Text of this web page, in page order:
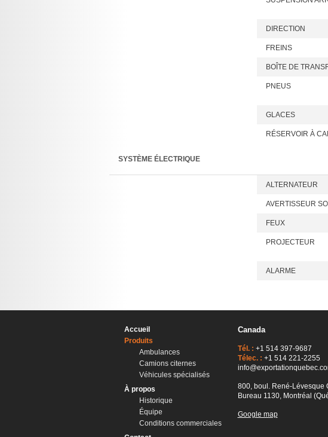
DIRECTION
FREINS
BOÎTE DE
PNEUS
GLACES
RÉSERVOIR À
SYSTÈME ÉLECTRIQUE
ALTERNATEUR
AVERTISSEUR
FEUX
PROJECTEUR
ALARME
Accueil
Produits
Ambulances
Camions citernes
Véhicules spécialisés
À propos
Historique
Équipe
Conditions commerciales
Canada
Tél. : +1 514 397-9687
Télec. : +1 514 221-2255
800, boul. René-Lévesque
Bureau 1130, Montréal
Google map